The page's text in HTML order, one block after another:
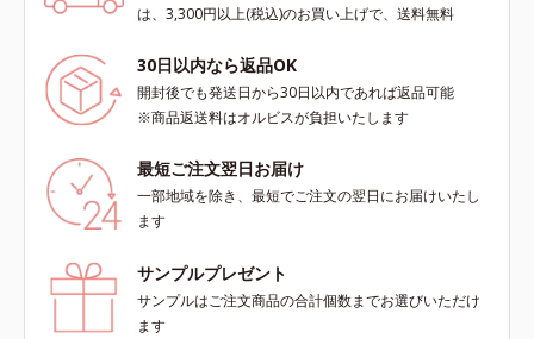
は、3,300円以上(税込)のお買い上げで、送料無料
30日以内なら返品OK
開封後でも発送日から30日以内であれば返品可能
※商品返送料はオルビスが負担いたします
最短ご注文翌日お届け
一部地域を除き、最短でご注文の翌日にお届けいたし
ます
サンプルプレゼント
サンプルはご注文商品の合計個数までお選びいただけ
ます